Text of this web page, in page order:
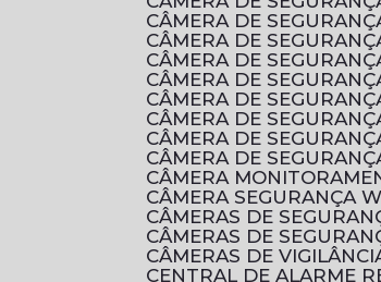
CÂMERA DE
CÂMERA DE
CÂMERA DE
CÂMERA DE
CÂMERA DE
CÂMERA DE
CÂMERA DE
CÂMERA DE
CÂMERA
CÂMERA SEGURANÇA
CÂMERAS DE
CÂMERAS DE
CÂMERAS DE
CENTRAL DE ALARME